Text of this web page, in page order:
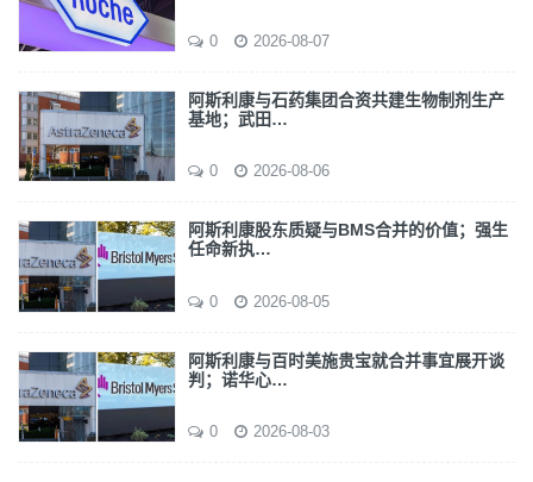
0 2026-08-07
阿斯利康与石药集团合资共建生物制剂生产
基地；武田…
0 2026-08-06
阿斯利康股东质疑与BMS合并的价值；强生
任命新执…
0 2026-08-05
阿斯利康与百时美施贵宝就合并事宜展开谈
判；诺华心…
0 2026-08-03